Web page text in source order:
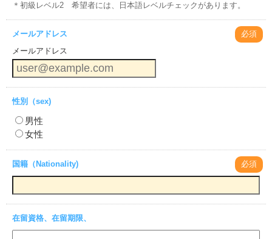
＊初級レベル2 希望者には、日本語レベルチェックがあります。
メールアドレス
必須
メールアドレス
性別（sex)
男性
女性
国籍（Nationality) 必須
在留資格、在留期限、